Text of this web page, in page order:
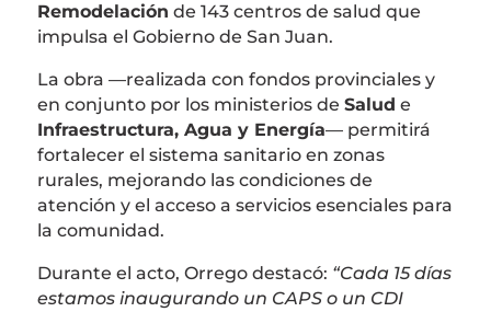
Remodelación de 143 centros de salud que
impulsa el Gobierno de San Juan.
La obra —realizada con fondos provinciales y
en conjunto por los ministerios de Salud e
Infraestructura, Agua y Energía— permitirá
fortalecer el sistema sanitario en zonas
rurales, mejorando las condiciones de
atención y el acceso a servicios esenciales para
la comunidad.
Durante el acto, Orrego destacó: “Cada 15 días
estamos inaugurando un CAPS o un CDI